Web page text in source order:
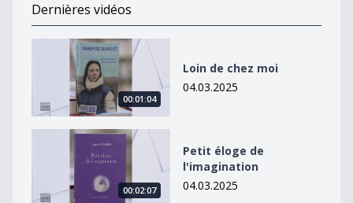
Dernières vidéos
Loin de chez moi
00:01:04
Loin de chez moi
04.03.2025
Petit éloge de l&#039;imagination
00:02:07
Petit éloge de
l'imagination
04.03.2025